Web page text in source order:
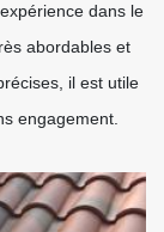
dans le
abordables et
il est utile
engagement.